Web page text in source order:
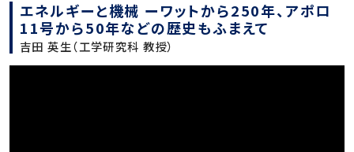
エネルギーと機械 ーワットから250年、アポロ
11号から50年などの歴史もふまえて
吉田 英生（工学研究科 教授）